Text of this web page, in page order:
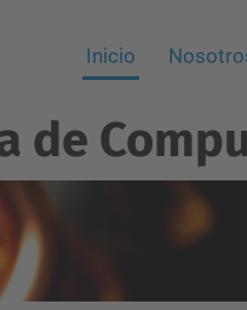
Inicio
de